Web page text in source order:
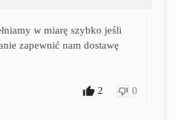
w miarę szybko jeśli
zapewnić nam dostawę
2 0